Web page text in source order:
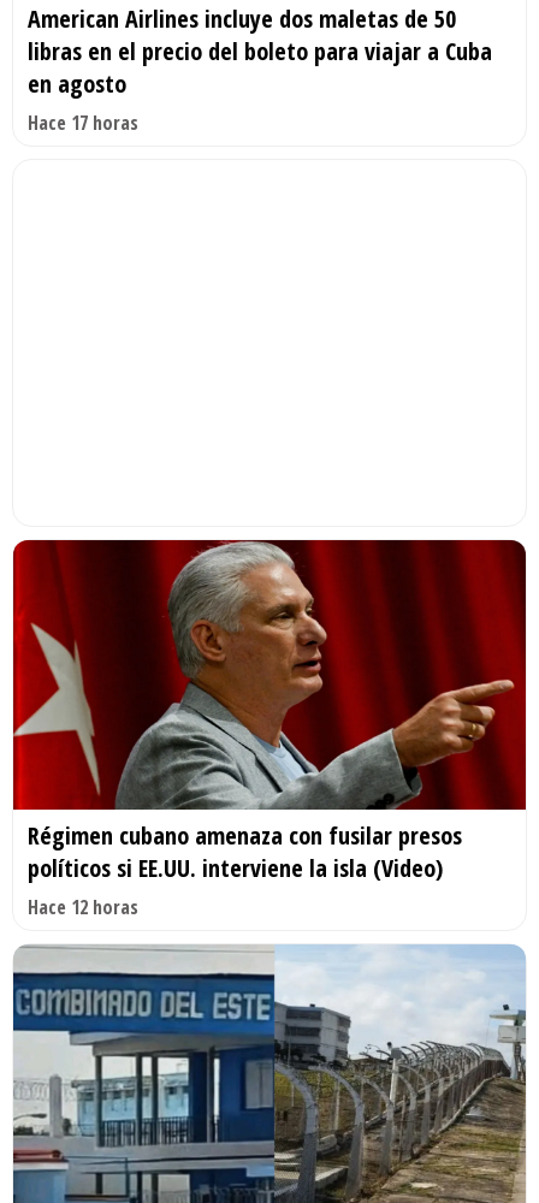
American Airlines incluye dos maletas de 50
libras en el precio del boleto para viajar a Cuba
en agosto
Hace 17 horas
Régimen cubano amenaza con fusilar presos
políticos si EE.UU. interviene la isla (Video)
Hace 12 horas